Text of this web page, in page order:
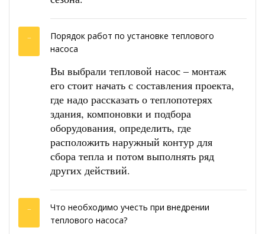
Порядок работ по установке теплового
насоса
Вы выбрали тепловой насос – монтаж
его стоит начать с составления проекта,
где надо рассказать о теплопотерях
здания, компоновки и подбора
оборудования, определить, где
расположить наружный контур для
сбора тепла и потом выполнять ряд
других действий.
Что необходимо учесть при внедрении
теплового насоса?